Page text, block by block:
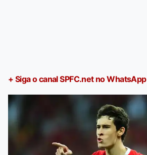
+ Siga o canal SPFC.net no WhatsApp